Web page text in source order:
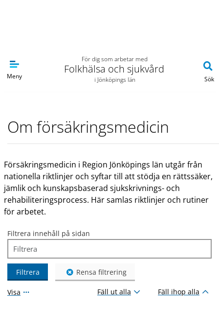
Meny
För dig som arbetar med
Folkhälsa och sjukvård
i Jönköpings län Sök
Om försäkringsmedicin
Försäkringsmedicin i Region Jönköpings län utgår från
nationella riktlinjer och syftar till att stödja en rättssäker,
jämlik och kunskapsbaserad sjukskrivnings- och
rehabiliteringsprocess. Här samlas riktlinjer och rutiner
för arbetet.
Filtrera innehåll på sidan
Filtrera Rensa filtrering
Visa Fäll ut alla Fäll ihop alla